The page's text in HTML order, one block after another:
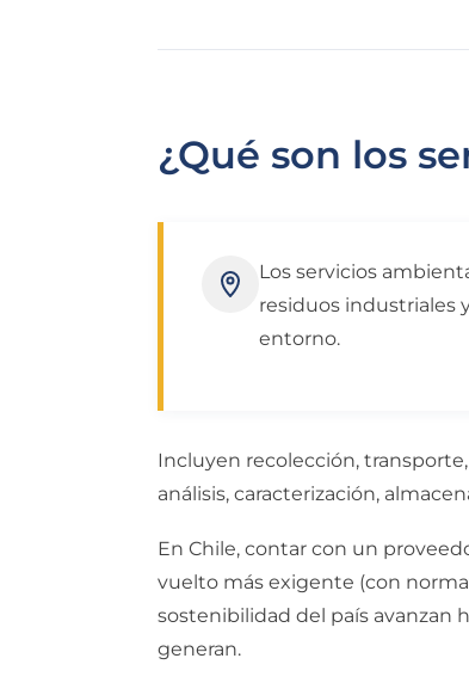
¿Qué son los
Los servicios
residuos industriales
entorno.
Incluyen recolección,
análisis, caracterización,
En Chile, contar con un
vuelto más exigente (con
sostenibilidad del país avanzan
generan.